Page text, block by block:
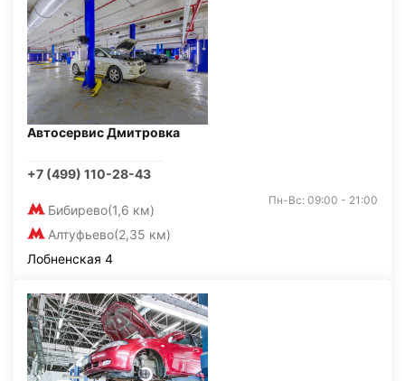
Автосервис Дмитровка
+7 (499) 110-28-43
Бибирево(1,6 км)
Алтуфьево(2,35 км)
Пн-Вс: 09:00 - 21:00
Лобненская 4